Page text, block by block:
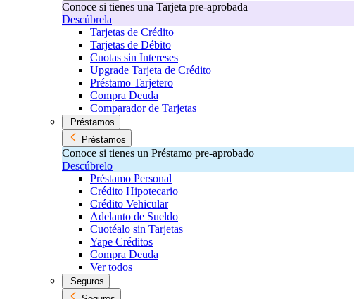
Conoce si tienes una Tarjeta pre-aprobada
Descúbrela
Tarjetas de Crédito
Tarjetas de Débito
Cuotas sin Intereses
Upgrade Tarjeta de Crédito
Préstamo Tarjetero
Compra Deuda
Comparador de Tarjetas
Préstamos
Préstamos
Conoce si tienes un Préstamo pre-aprobado
Descúbrelo
Préstamo Personal
Crédito Hipotecario
Crédito Vehicular
Adelanto de Sueldo
Cuotéalo sin Tarjetas
Yape Créditos
Compra Deuda
Ver todos
Seguros